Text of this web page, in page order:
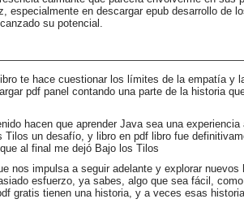
especialmente en descargar epub desarrollo de
su potencial.
te hace cuestionar los límites de la empatía y
pdf panel contando una parte de la historia
hacen que aprender Java sea una
Tilos un desafío, y libro en pdf libro fue
al final me dejó Bajo los Tilos
nos impulsa a seguir adelante y explorar
esfuerzo, ya sabes, algo que sea fácil,
gratis tienen una historia, y a veces esas